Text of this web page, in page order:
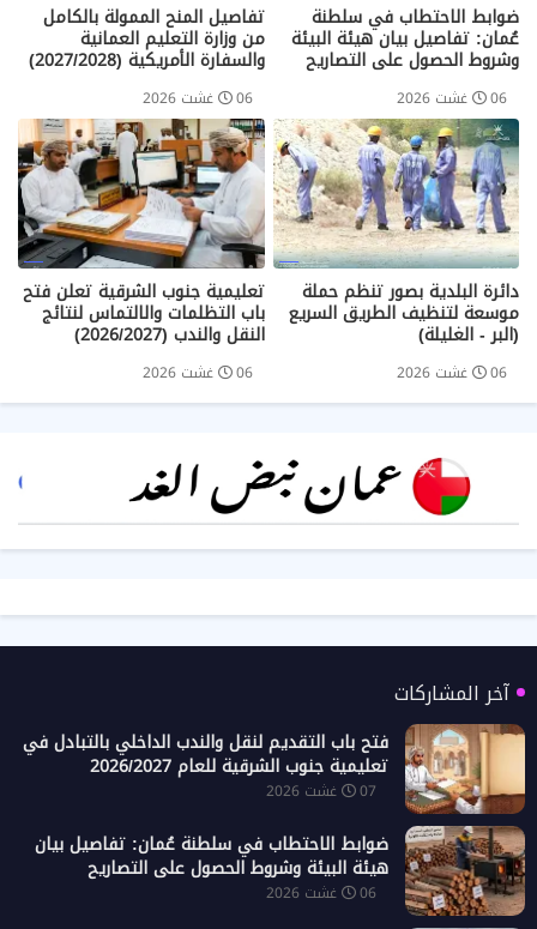
ضوابط الاحتطاب في سلطنة
عُمان: تفاصيل بيان هيئة البيئة
وشروط الحصول على التصاريح
06 غشت 2026
تفاصيل المنح الممولة بالكامل
من وزارة التعليم العمانية
والسفارة الأمريكية (2027/2028)
06 غشت 2026
دائرة البلدية بصور تنظم حملة
موسعة لتنظيف الطريق السريع
(البر - الغليلة)
06 غشت 2026
تعليمية جنوب الشرقية تعلن فتح
باب التظلمات والالتماس لنتائج
النقل والندب (2026/2027)
06 غشت 2026
آخر المشاركات
فتح باب التقديم لنقل والندب الداخلي بالتبادل في
تعليمية جنوب الشرقية للعام 2026/2027
07 غشت 2026
ضوابط الاحتطاب في سلطنة عُمان: تفاصيل بيان
هيئة البيئة وشروط الحصول على التصاريح
06 غشت 2026